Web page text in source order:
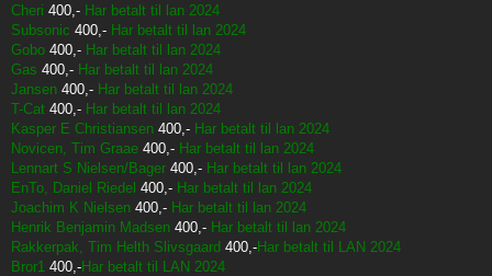
Cheri 400,- Har betalt til lan 2024
Subsonic 400,- Har betalt til lan 2024
Gobo 400,- Har betalt til lan 2024
Gas 400,- Har betalt til lan 2024
Jansen 400,- Har betalt til lan 2024
T-Cat 400,- Har betalt til lan 2024
Kasper E Christiansen 400,- Har betalt til lan 2024
Novicen, Tim Graae 400,- Har betalt til lan 2024
Lennart S Nielsen/Bager 400,- Har betalt til lan 2024
EnTo, Daniel Riedel 400,- Har betalt til lan 2024
Joachim K Nielsen 400,- Har betalt til lan 2024
Henrik Benjamin Madsen 400,- Har betalt til lan 2024
Rakkerpak, Tim Helth Slivsgaard 400,-Har betalt til LAN 2024
Bror1 400,-Har betalt til LAN 2024